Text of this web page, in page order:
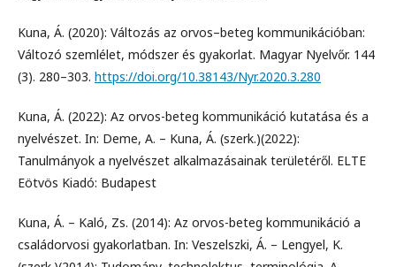
Kuna, Á. (2020): Változás az orvos–beteg kommunikációban:
Változó szemlélet, módszer és gyakorlat. Magyar Nyelvőr. 144
(3). 280–303. https://doi.org/10.38143/Nyr.2020.3.280
Kuna, Á. (2022): Az orvos-beteg kommunikáció kutatása és a
nyelvészet. In: Deme, A. – Kuna, Á. (szerk.)(2022):
Tanulmányok a nyelvészet alkalmazásainak területéről. ELTE
Eötvös Kiadó: Budapest
Kuna, Á. – Kaló, Zs. (2014): Az orvos-beteg kommunikáció a
családorvosi gyakorlatban. In: Veszelszki, Á. – Lengyel, K.